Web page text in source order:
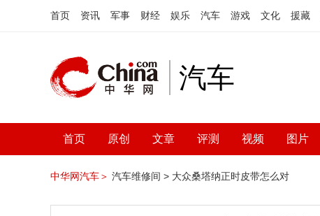
首页 资讯 军事 财经 娱乐 汽车 游戏 文化 援藏
汽车
首页 原创 文章 评测 视频 图片
中华网汽车＞ 汽车维修间 > 大众桑塔纳正时皮带怎么对